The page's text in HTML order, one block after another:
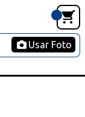
Usar Foto